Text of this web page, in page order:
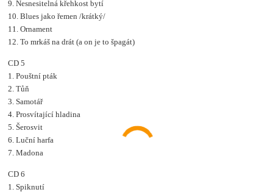
9. Nesnesitelná křehkost bytí
10. Blues jako řemen /krátký/
11. Ornament
12. To mrkáš na drát (a on je to špagát)
CD 5
1. Pouštní pták
2. Tůň
3. Samotář
4. Prosvítající hladina
5. Šerosvit
6. Luční harfa
7. Madona
CD 6
1. Spiknutí